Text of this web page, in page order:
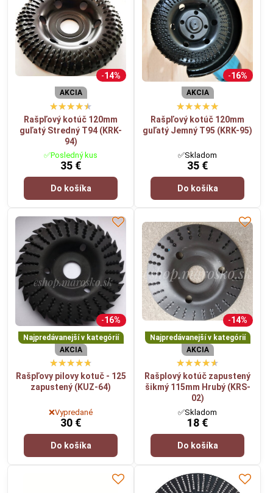
Prajete si načítať Youtube video?
Povoliť tentokrát
Povoliť a zapamätať - súhlas s druhom cookie:
Funkčné
Otvoriť video v novom okne
14%
AKCIA
Rašpľový kotúč 120mm
guľatý Stredný T94 (KRK-
94)
✅Posledný kus
35 €
Do košíka
16%
AKCIA
Rašpľový kotúč 120mm
guľatý Jemný T95 (KRK-95)
✅Skladom
35 €
Do košíka
16%
Najpredávanejší v kategórií
AKCIA
Rašpľovy pilovy kotuč - 125
zapustený (KUZ-64)
❌Vypredané
30 €
Do košíka
14%
Najpredávanejší v kategórií
AKCIA
Rašplový kotúč zapustený
šikmý 115mm Hrubý (KRS-
02)
✅Skladom
18 €
Do košíka